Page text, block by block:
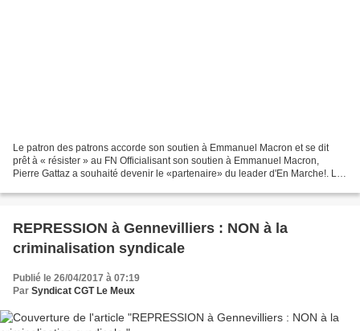
Le patron des patrons accorde son soutien à Emmanuel Macron et se dit
prêt à « résister » au FN Officialisant son soutien à Emmanuel Macron,
Pierre Gattaz a souhaité devenir le «partenaire» du leader d'En Marche!. Le
REPRESSION à Gennevilliers : NON à la
criminalisation syndicale
Publié le 26/04/2017 à 07:19
Par Syndicat CGT Le Meux